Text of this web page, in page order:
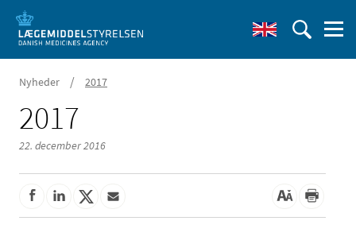
Nyheder / 2017
2017
22. december 2016